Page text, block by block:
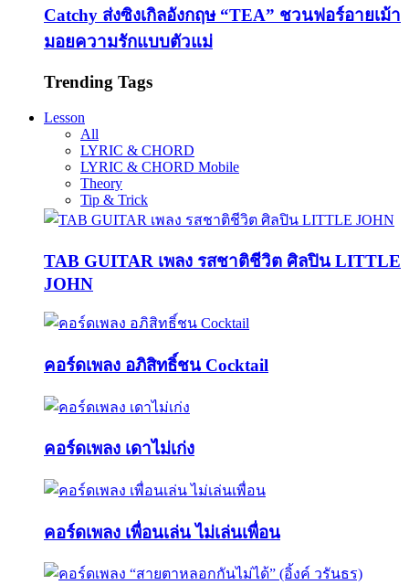
Catchy ส่งซิงเกิลอังกฤษ “TEA” ชวนฟอร์อายเม้า
มอยความรักแบบตัวแม่
Trending Tags
Lesson
All
LYRIC & CHORD
LYRIC & CHORD Mobile
Theory
Tip & Trick
TAB GUITAR เพลง รสชาติชีวิต ศิลปิน LITTLE
JOHN
คอร์ดเพลง อภิสิทธิ์ชน Cocktail
คอร์ดเพลง เดาไม่เก่ง
คอร์ดเพลง เพื่อนเล่น ไม่เล่นเพื่อน